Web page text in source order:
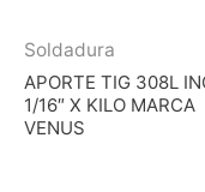
Soldadura
APORTE TIG 308L
1/16″ X KILO MARCA
VENUS